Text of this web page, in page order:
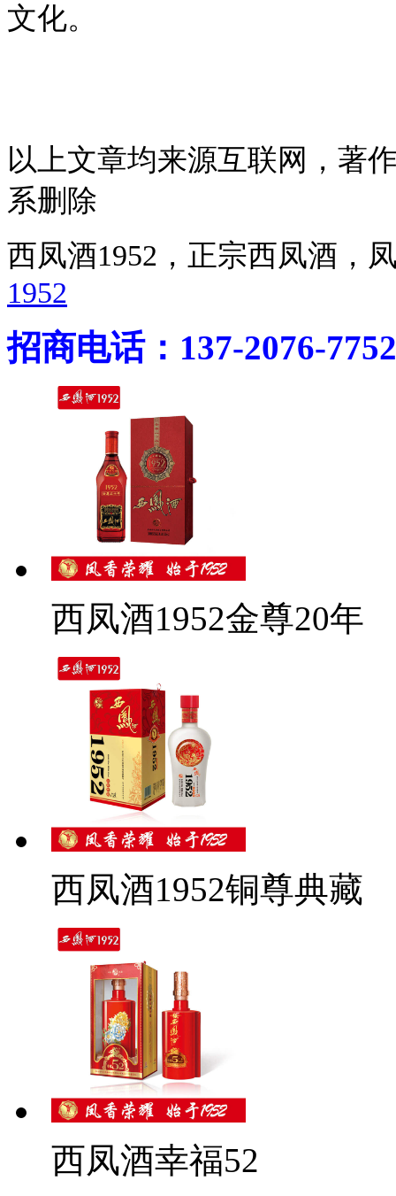
文化。
以上文章均来源互联网，著
系删除
西凤酒1952，正宗西凤酒
1952
招商电话：137-2076-7752
西凤酒1952金尊20年
西凤酒1952铜尊典藏
西凤酒幸福52